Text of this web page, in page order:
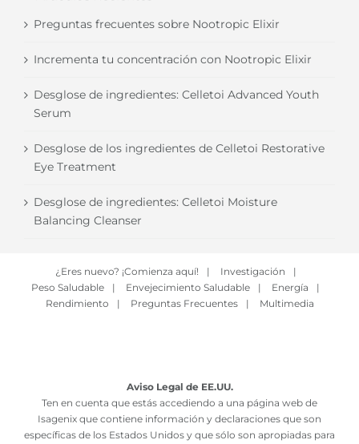
Preguntas frecuentes sobre Nootropic Elixir
Incrementa tu concentración con Nootropic Elixir
Desglose de ingredientes: Celletoi Advanced Youth
Serum
Desglose de los ingredientes de Celletoi Restorative
Eye Treatment
Desglose de ingredientes: Celletoi Moisture
Balancing Cleanser
¿Eres nuevo? ¡Comienza aquí! | Investigación
|
Peso Saludable
| Envejecimiento Saludable | Energía
|
Rendimiento
| Preguntas Frecuentes | Multimedia
Aviso Legal de EE.UU.
Ten en cuenta que estás accediendo a una página web de
Isagenix que contiene información y declaraciones que son
específicas de los Estados Unidos y que sólo son apropiadas para